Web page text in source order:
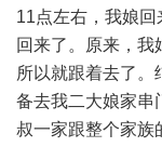
11点左右，我娘回
回来了。原来，我
所以就跟着去了。
备去我二大娘家串
叔一家跟整个家族